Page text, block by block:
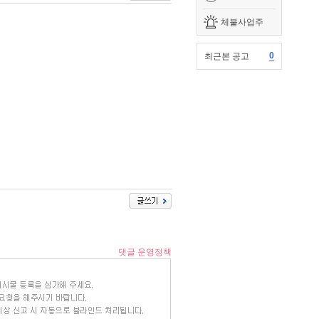
체불사업주
최근본 공고 0